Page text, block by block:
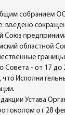
собранием
введено
Союз
областной
границы
Совета - от 17 до
Устава
от 28